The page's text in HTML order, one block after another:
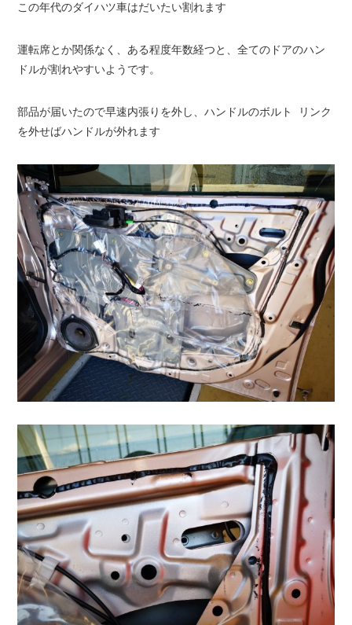
この年代のダイハツ車はだいたい割れます
運転席とか関係なく、ある程度年数経つと、全てのドアのハン
ドルが割れやすいようです。
部品が届いたので早速内張りを外し、ハンドルのボルト リンク
を外せばハンドルが外れます